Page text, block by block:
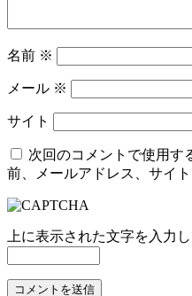
名前 ※
メール ※
サイト
次回のコメントで使用す
前、メールアドレス、サイト
上に表示された文字を入力